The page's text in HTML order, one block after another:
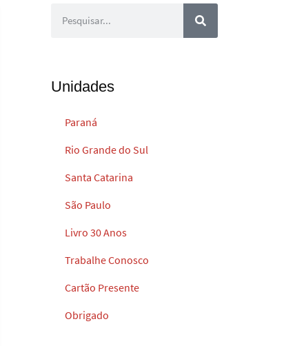
Unidades
Paraná
Rio Grande do Sul
Santa Catarina
São Paulo
Livro 30 Anos
Trabalhe Conosco
Cartão Presente
Obrigado